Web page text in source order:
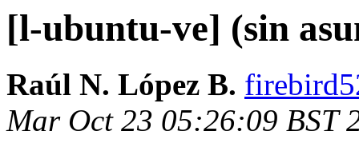
[l-ubuntu-ve] (sin
Raúl N. López B.
Mar Oct 23 05:26:09 BST